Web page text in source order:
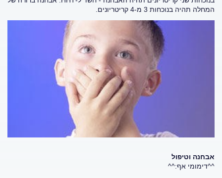
המחלה תהיה בנוכחות 3 מ-4 קריטריונים.
אבחנה וטיפול
^^דימומי אף:^^